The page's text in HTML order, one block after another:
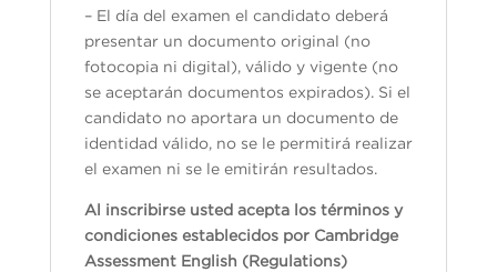
– El día del examen el candidato deberá
presentar un documento original (no
fotocopia ni digital), válido y vigente (no
se aceptarán documentos expirados). Si el
candidato no aportara un documento de
identidad válido, no se le permitirá realizar
el examen ni se le emitirán resultados.
Al inscribirse usted acepta los términos y
condiciones establecidos por Cambridge
Assessment English (Regulations)